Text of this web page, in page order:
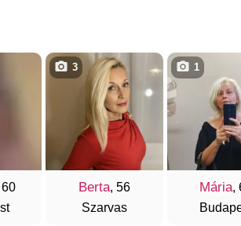
60
Berta, 56
Szarvas
3
Mária,
1